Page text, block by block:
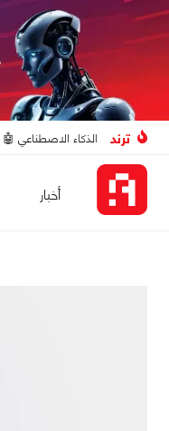
ترند الذكاء الاصطناعي 🤖
أخبار